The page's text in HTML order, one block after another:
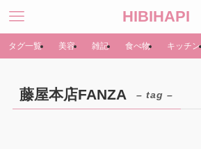
HIBIHAPI
タグ一覧 美容 雑記 食べ物 キッチン
藤屋本店FANZA – tag –